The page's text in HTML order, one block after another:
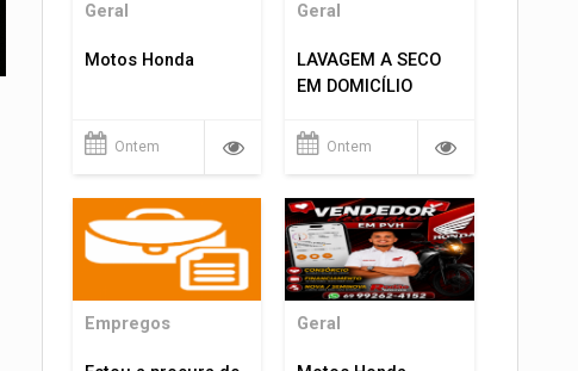
Geral
Motos Honda
Ontem
Geral
LAVAGEM A SECO
EM DOMICÍLIO
Ontem
Empregos Geral